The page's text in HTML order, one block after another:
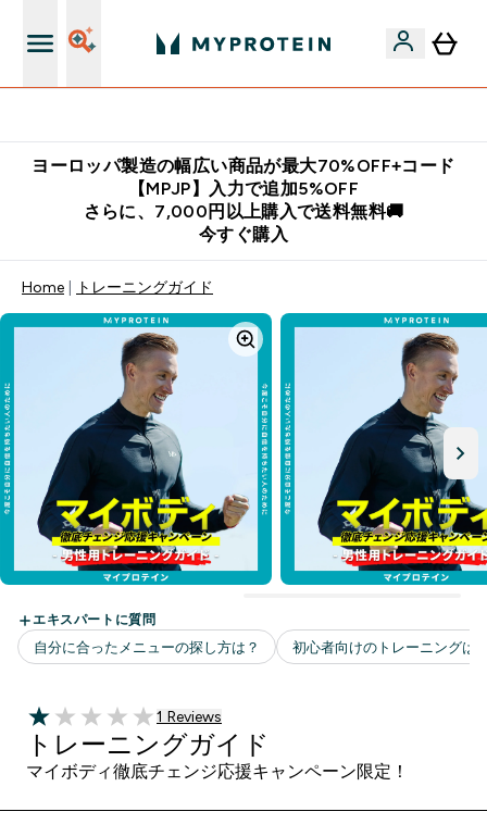
ヨーロッパ製造の幅広い商品が最大70%OFF+コード
【MPJP】入力で追加5%OFF
さらに、7,000円以上購入で送料無料🚚
今すぐ購入
Home トレーニングガイド
1 out of 5 stars
1 ＋件の口コミ
1 Reviews
トレーニングガイド
マイボディ徹底チェンジ応援キャンペーン限定！